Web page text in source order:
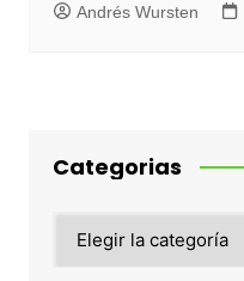
Andrés Wursten
Categorias